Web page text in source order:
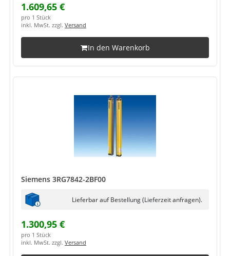
1.609,65 €
pro 1 Stück
inkl. MwSt. zzgl. Versand
In den Warenkorb
Siemens 3RG7842-2BF00
Lieferbar auf Bestellung (Lieferzeit anfragen).
1.300,95 €
pro 1 Stück
inkl. MwSt. zzgl. Versand